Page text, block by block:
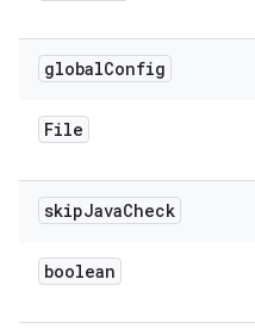
globalConfig
File
skipJavaCheck
boolean